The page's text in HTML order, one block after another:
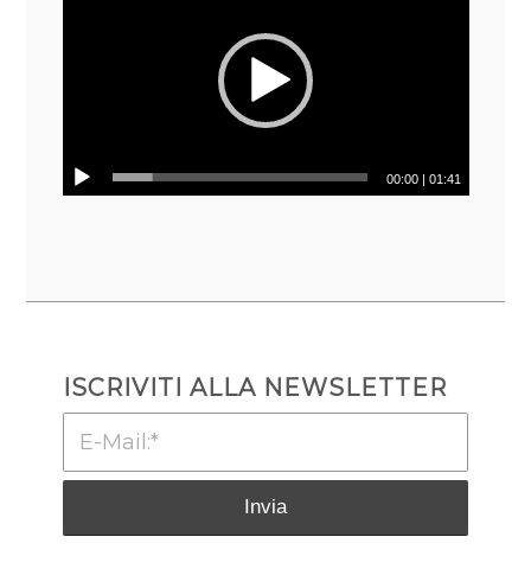
00:00 |01:41
ISCRIVITI ALLA NEWSLETTER